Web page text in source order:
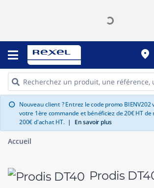
place
info Nouveau client ? Entrez le code promo BIENV202
votre 1ère commande et bénéficiez de 20€ HT
200€ d'achat HT. | En savoir plus
Accueil
Prodis